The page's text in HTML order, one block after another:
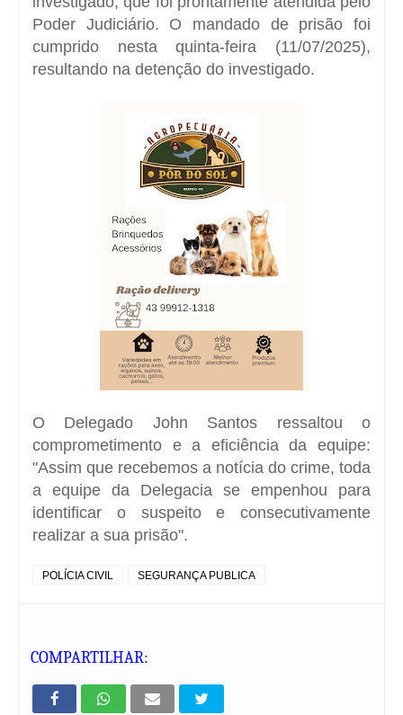
Poder Judiciário. O mandado de prisão foi
cumprido nesta quinta-feira (11/07/2025),
resultando na detenção do investigado.
O Delegado John Santos ressaltou o
comprometimento e a eficiência da equipe:
"Assim que recebemos a notícia do crime, toda
a equipe da Delegacia se empenhou para
identificar o suspeito e consecutivamente
realizar a sua prisão".
POLÍCIA CIVIL SEGURANÇA PUBLICA
COMPARTILHAR: